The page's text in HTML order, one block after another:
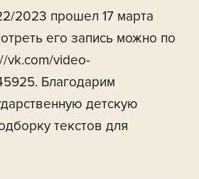
2023 прошел 17 марта
его запись можно по
vk.com/video-
Благодарим
детскую
текстов для